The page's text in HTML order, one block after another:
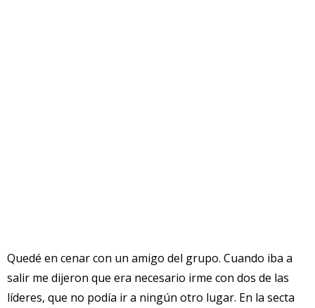
Quedé en cenar con un amigo del grupo. Cuando iba a
salir me dijeron que era necesario irme con dos de las
líderes, que no podía ir a ningún otro lugar. En la secta